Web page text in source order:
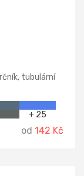
tubulární
+ 25
od 142 Kč